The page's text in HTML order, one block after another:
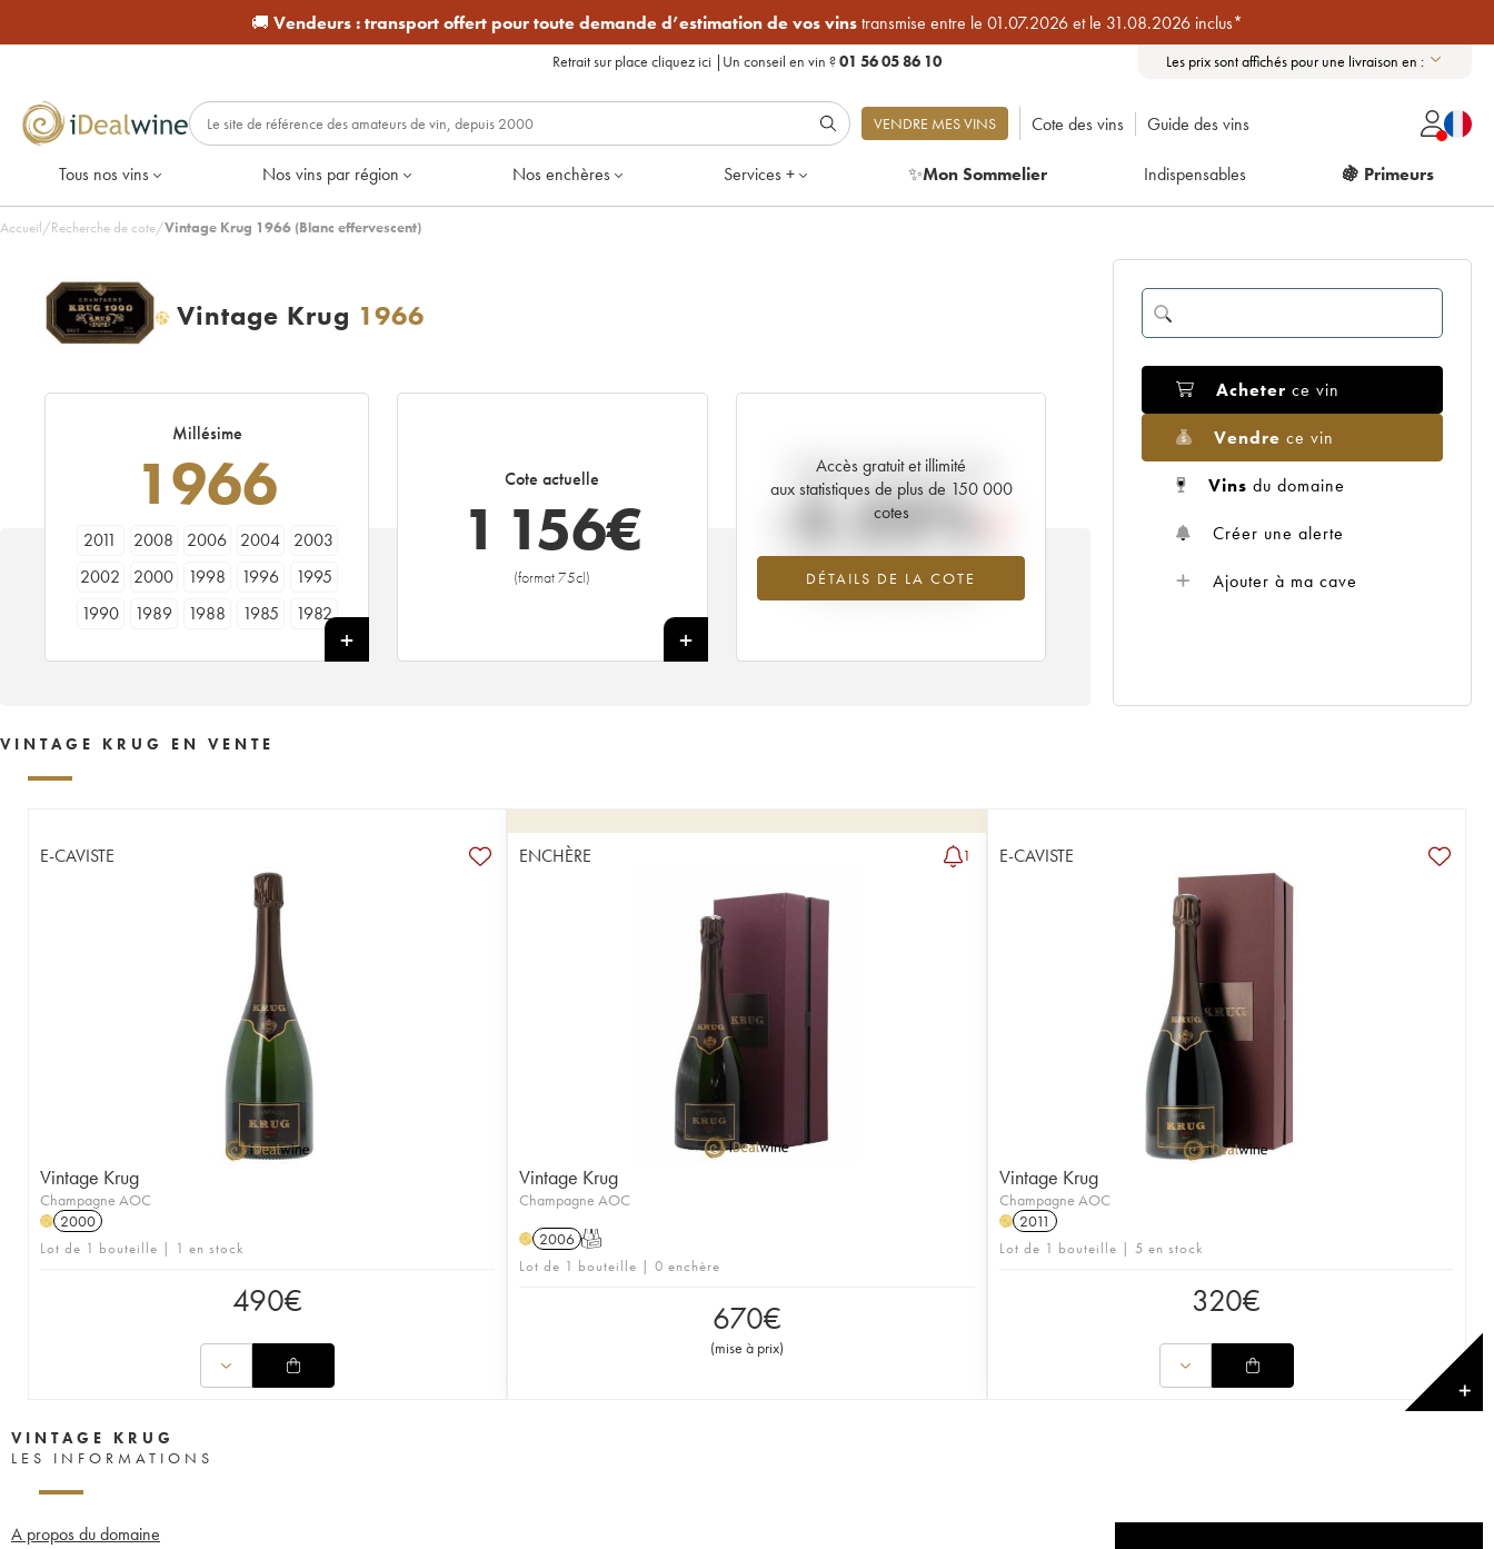
🚚 Vendeurs :transport offert pour toute demande d’estimation de vos vinstransmise entre le 01.07.2026 et le 31.08.2026 inclus*
Retrait sur place cliquez ici | Un conseil en vin ?01 56 05 86 10 Les prix sont affichés pour une livraison en :
VENDRE MES VINS Cote des vins Guide des vins
Tous nos vins Nos vins par région Nos enchères Services + ✨Mon Sommelier Indispensables 🍇 Primeurs
Accueil/Recherche de cote/Vintage Krug 1966 (Blanc effervescent)
H Vintage Krug 1966
Millésime
1966
2011 2008 2006 2004
2003
2002
2000 1998 1996
1995
1990
1989 1988 1985
1982
Cote actuelle
1 156€
(format 75cl)
+
Accès gratuit et illimité
aux statistiques de plus de 150 000
cotes
DÉTAILS DE LA COTE
Tendance actuelle de la cote
-2.22%
Tendance à la baisse du millésime 1966
en 2026 par rapport à 2025
Acheter ce vin
Vendre ce vin
Vins du domaine
Créer une alerte
Ajouter à ma cave
VINTAGE KRUG EN VENTE
E-CAVISTE
Vintage Krug
Champagne AOC
H 2000
Lot de 1 bouteille | 1 en stock
490€
ENCHÈRE 1
Vintage Krug
Champagne AOC
H 2006 T
Lot de 1 bouteille | 0 enchère
670€
(mise à prix)
E-CAVISTE
Vintage Krug
Champagne AOC
H 2011
Lot de 1 bouteille | 5 en stock
320€
✕
VINTAGE KRUG
LES INFORMATIONS
A propos du domaine